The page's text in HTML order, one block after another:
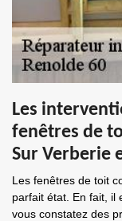
Les
fenêtres de
Sur Verberie
Les fenêtres de toit
parfait état. En fait, il
vous constatez des